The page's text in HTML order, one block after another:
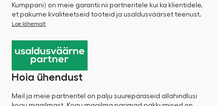
Kumppani) on meie garantii nii partneritele kui ka klientidele,
et pakume kvaliteetseid tooteid ja usaldusväärset teenust.
Loe lähemalt
Hoia ühendust
Meil ja meie partneritel on palju suurepäraseid allahindlusi